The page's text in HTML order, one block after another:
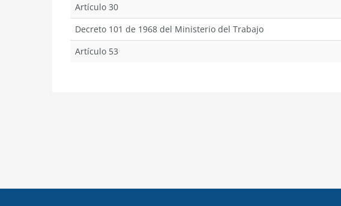
Artículo 30
Decreto 101 de 1968 del Ministerio del Trabajo
Artículo 53